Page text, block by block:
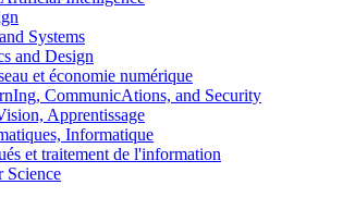
Systems
and Design
et économie numérique
CommunicAtions, and Security
Apprentissage
Informatique
et traitement de l'information
Science